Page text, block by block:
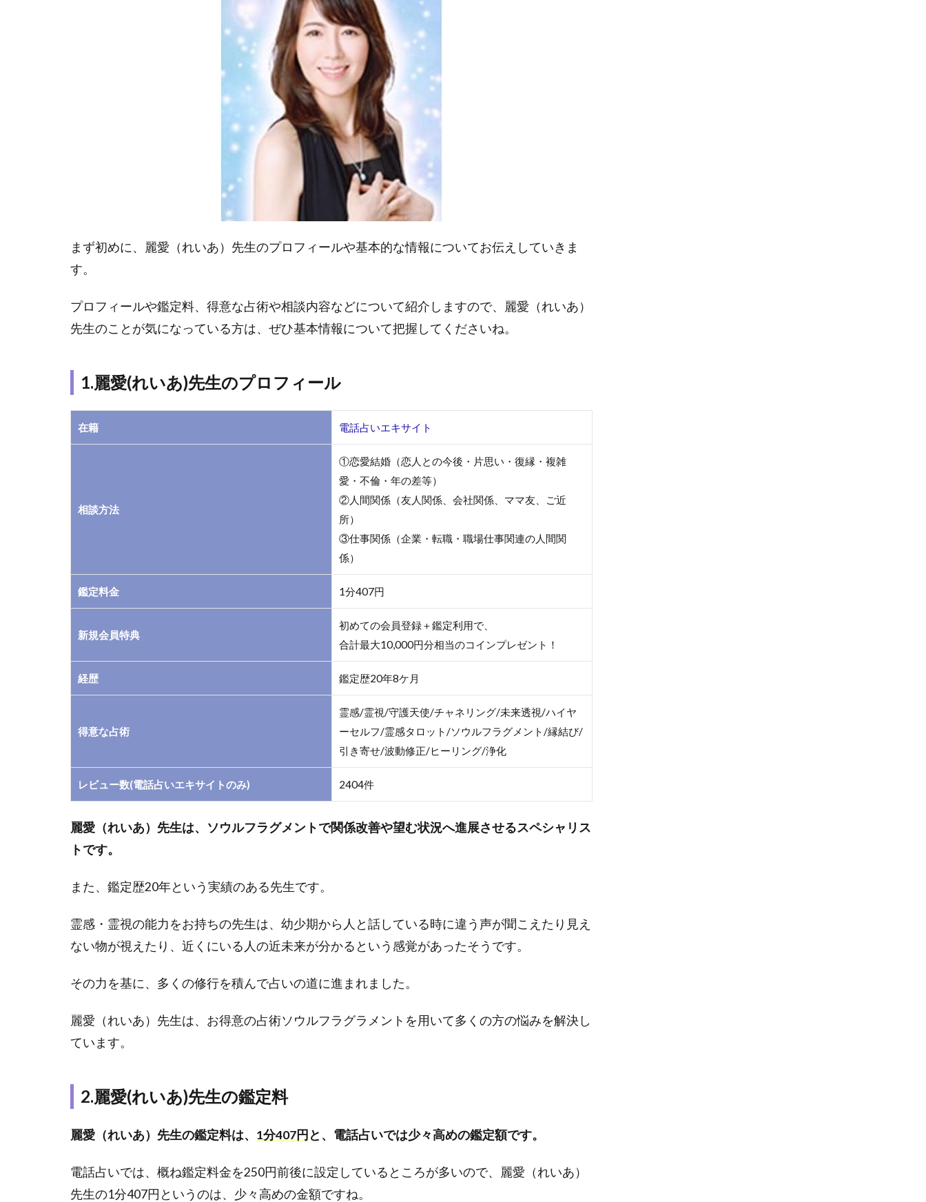
び
本
な
情
1.麗
いあ)
先生
のプ
1.2
先生
の鑑
1.3
3.麗
愛(れ
う占
いあ)
先生
の得
相談
2
電話
エキ
ト｜
麗愛
(れ
先生
定は
本当
た
る？
まず初めに、麗愛（れいあ）先生のプロフィールや基本的な情報についてお伝えしていきま
す。
プロフィールや鑑定料、得意な占術や相談内容などについて紹介しますので、麗愛（れいあ）
先生のことが気になっている方は、ぜひ基本情報について把握してくださいね。
1.麗愛(れいあ)先生のプロフィール
在籍 電話占いエキサイト
相談方法
①恋愛結婚（恋人との今後・片思い・復縁・複雑
愛・不倫・年の差等）
②人間関係（友人関係、会社関係、ママ友、ご近
所）
③仕事関係（企業・転職・職場仕事関連の人間関
係）
鑑定料金 1分407円
新規会員特典
初めての会員登録＋鑑定利用で、
合計最大10,000円分相当のコインプレゼント！
経歴 鑑定歴20年8ケ月
得意な占術
霊感/霊視/守護天使/チャネリング/未来透視/ハイヤ
ーセルフ/霊感タロット/ソウルフラグメント/縁結び/
引き寄せ/波動修正/ヒーリング/浄化
レビュー数(電話占いエキサイトのみ) 2404件
麗愛（れいあ）先生は、ソウルフラグメントで関係改善や望む状況へ進展させるスペシャリス
トです。
また、鑑定歴20年という実績のある先生です。
霊感・霊視の能力をお持ちの先生は、幼少期から人と話している時に違う声が聞こえたり見え
ない物が視えたり、近くにいる人の近未来が分かるという感覚があったそうです。
その力を基に、多くの修行を積んで占いの道に進まれました。
麗愛（れいあ）先生は、お得意の占術ソウルフラグラメントを用いて多くの方の悩みを解決し
ています。
2.麗愛(れいあ)先生の鑑定料
麗愛（れいあ）先生の鑑定料は、 1分407円 と、電話占いでは少々高めの鑑定額です。
電話占いでは、概ね鑑定料金を250円前後に設定しているところが多いので、麗愛（れいあ）
先生の1分407円というのは、少々高めの金額ですね。